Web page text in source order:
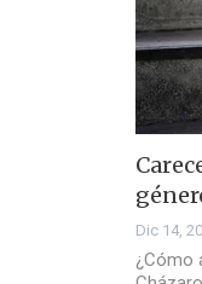
Dic 14,
¿Cómo